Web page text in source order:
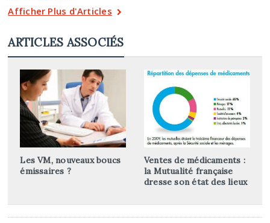
Afficher Plus d'Articles
ARTICLES ASSOCIÉS
Les VM, nouveaux boucs
émissaires ?
Ventes de médicaments :
la Mutualité française
dresse son état des lieux